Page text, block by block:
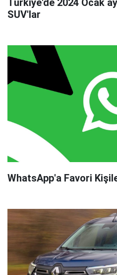
SUV'lar
WhatsApp'a Favori